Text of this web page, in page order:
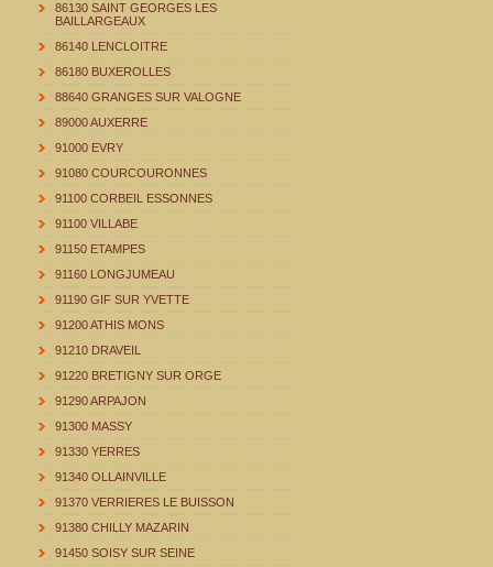
86130 SAINT GEORGES LES
BAILLARGEAUX
86140 LENCLOITRE
86180 BUXEROLLES
88640 GRANGES SUR VALOGNE
89000 AUXERRE
91000 EVRY
91080 COURCOURONNES
91100 CORBEIL ESSONNES
91100 VILLABE
91150 ETAMPES
91160 LONGJUMEAU
91190 GIF SUR YVETTE
91200 ATHIS MONS
91210 DRAVEIL
91220 BRETIGNY SUR ORGE
91290 ARPAJON
91300 MASSY
91330 YERRES
91340 OLLAINVILLE
91370 VERRIERES LE BUISSON
91380 CHILLY MAZARIN
91450 SOISY SUR SEINE